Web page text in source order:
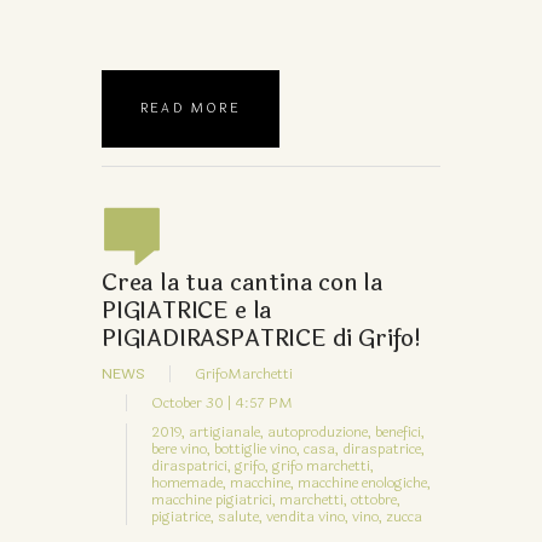
READ MORE
Crea la tua cantina con la
PIGIATRICE e la
PIGIADIRASPATRICE di Grifo!
NEWS
GrifoMarchetti
October 30 | 4:57 PM
2019, artigianale, autoproduzione, benefici,
bere vino, bottiglie vino, casa, diraspatrice,
diraspatrici, grifo, grifo marchetti,
homemade, macchine, macchine enologiche,
macchine pigiatrici, marchetti, ottobre,
pigiatrice, salute, vendita vino, vino, zucca